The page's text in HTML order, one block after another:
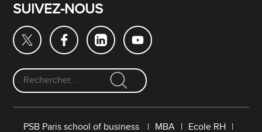
SUIVEZ-NOUS
F
PSB Paris school of business MBA Ecole RH